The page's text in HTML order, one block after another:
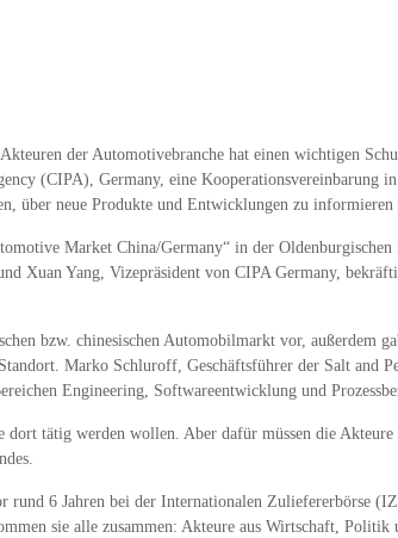
der Automotivebranche hat einen wichtigen
(CIPA), Germany, eine Kooperationsvereinbarung
über neue Produkte und Entwicklungen zu
Market China/Germany“ in der
Xuan Yang, Vizepräsident von CIPA Germany,
bzw. chinesischen Automobilmarkt vor, außerdem
Marko Schluroff, Geschäftsführer der Salt and
Engineering, Softwareentwicklung und
tätig werden wollen. Aber dafür müssen die
rund 6 Jahren bei der Internationalen Zuliefererbörse
sie alle zusammen: Akteure aus Wirtschaft,